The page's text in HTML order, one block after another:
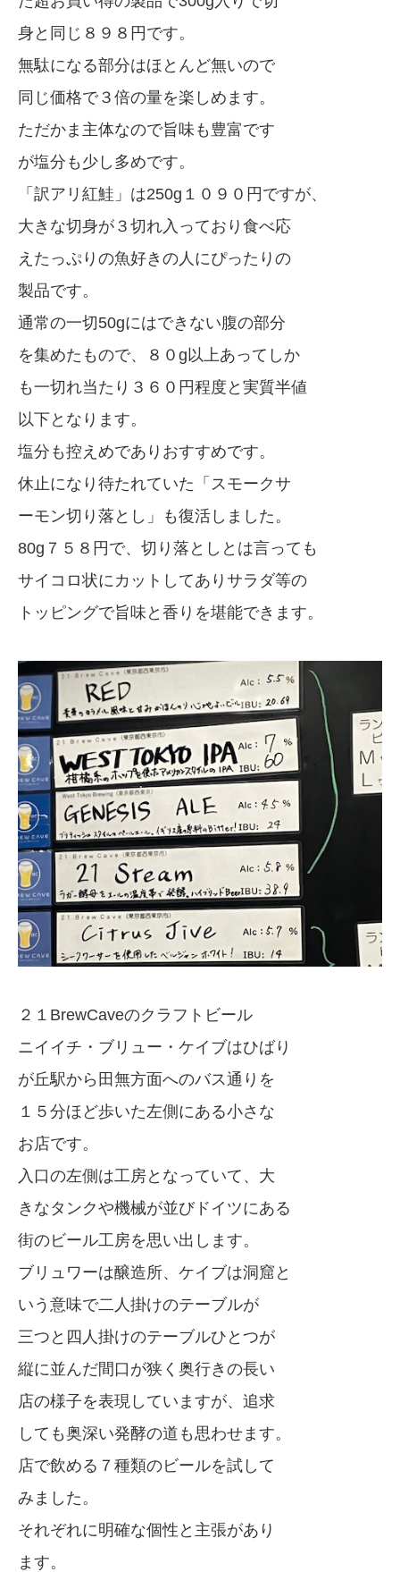
身と同じ８９８円です。
無駄になる部分はほとんど無いので
同じ価格で３倍の量を楽しめます。
ただかま主体なので旨味も豊富です
が塩分も少し多めです。
「訳アリ紅鮭」は250g１０９０円ですが、
大きな切身が３切れ入っており食べ応
えたっぷりの魚好きの人にぴったりの
製品です。
通常の一切50gにはできない腹の部分
を集めたもので、８０g以上あってしか
も一切れ当たり３６０円程度と実質半値
以下となります。
塩分も控えめでありおすすめです。
休止になり待たれていた「スモークサ
ーモン切り落とし」も復活しました。
80g７５８円で、切り落としとは言っても
サイコロ状にカットしてありサラダ等の
トッピングで旨味と香りを堪能できます。
２１BrewCaveのクラフトビール
ニイイチ・ブリュー・ケイブはひばり
が丘駅から田無方面へのバス通りを
１５分ほど歩いた左側にある小さな
お店です。
入口の左側は工房となっていて、大
きなタンクや機械が並びドイツにある
街のビール工房を思い出します。
ブリュワーは醸造所、ケイブは洞窟と
いう意味で二人掛けのテーブルが
三つと四人掛けのテーブルひとつが
縦に並んだ間口が狭く奥行きの長い
店の様子を表現していますが、追求
しても奥深い発酵の道も思わせます。
店で飲める７種類のビールを試して
みました。
それぞれに明確な個性と主張があり
ます。